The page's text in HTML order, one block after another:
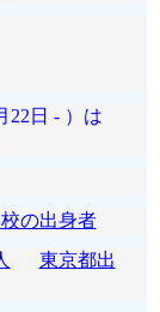
22日 - ）は
の出身者
東京都出